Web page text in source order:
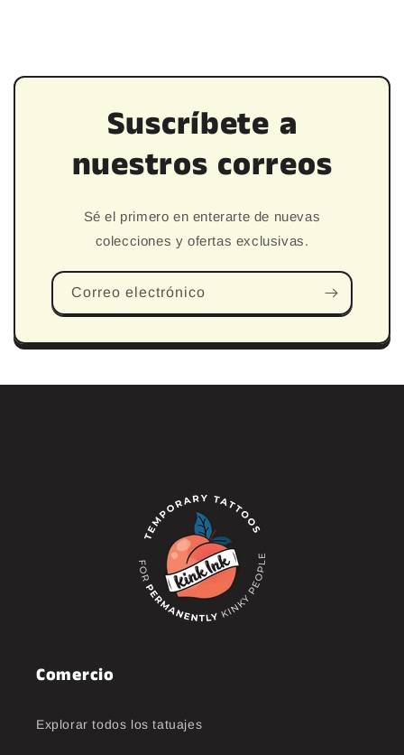
Suscríbete a
nuestros correos
Sé el primero en enterarte de nuevas
colecciones y ofertas exclusivas.
Correo electrónico
Comercio
Explorar todos los tatuajes